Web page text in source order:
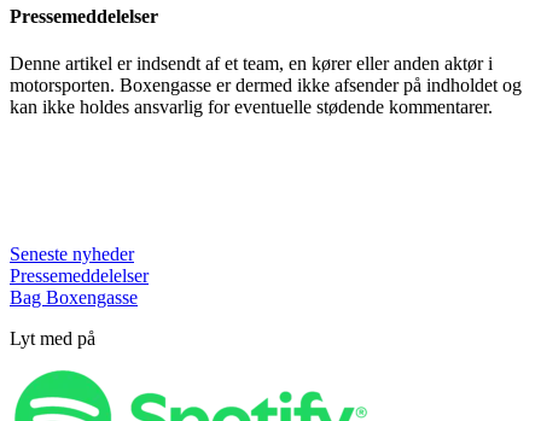
Pressemeddelelser
Denne artikel er indsendt af et team, en kører eller anden aktør i
motorsporten. Boxengasse er dermed ikke afsender på indholdet og
kan ikke holdes ansvarlig for eventuelle stødende kommentarer.
Seneste nyheder
Pressemeddelelser
Bag Boxengasse
Lyt med på